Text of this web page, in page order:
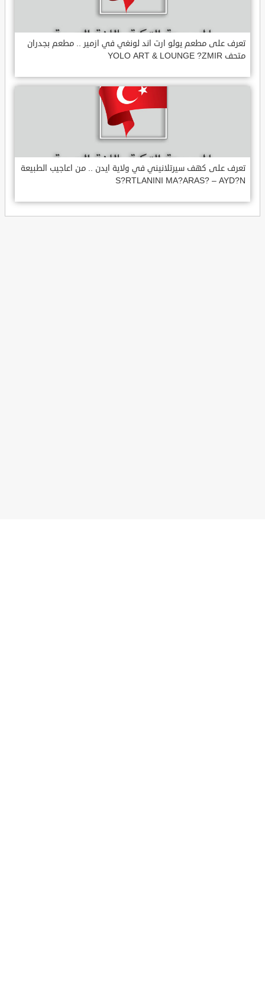
تعرف على مطعم يولو ارت اند لونغي في ازمير .. مطعم بجدران
متحف YOLO ART & LOUNGE ?ZMIR
تعرف على كهف سيرتلانيني في ولاية ايدن .. من اعاجيب الطبيعة
S?RTLANINI MA?ARAS? – AYD?N